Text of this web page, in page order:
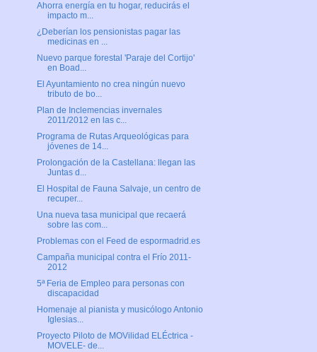
Ahorra energía en tu hogar, reducirás el
impacto m...
¿Deberían los pensionistas pagar las
medicinas en ...
Nuevo parque forestal 'Paraje del Cortijo'
en Boad...
El Ayuntamiento no crea ningún nuevo
tributo de bo...
Plan de Inclemencias invernales
2011/2012 en las c...
Programa de Rutas Arqueológicas para
jóvenes de 14...
Prolongación de la Castellana: llegan las
Juntas d...
El Hospital de Fauna Salvaje, un centro de
recuper...
Una nueva tasa municipal que recaerá
sobre las com...
Problemas con el Feed de espormadrid.es
Campaña municipal contra el Frío 2011-
2012
5ª Feria de Empleo para personas con
discapacidad
Homenaje al pianista y musicólogo Antonio
Iglesias...
Proyecto Piloto de MOVilidad ELÉctrica -
MOVELE- de...